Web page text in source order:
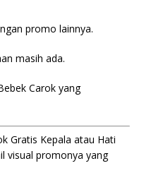
promo lainnya.
masih ada.
Carok yang
Gratis Kepala atau Hati
visual promonya yang